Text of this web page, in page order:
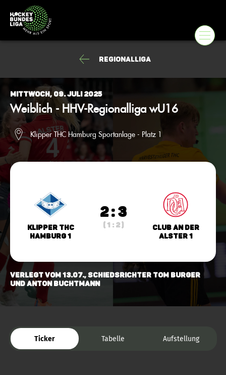
Regionalliga
Mittwoch, 09. Juli 2025
Weiblich - HHV-Regionalliga wU16
Klipper THC Hamburg Sportanlage - Platz 1
Klipper THC
Hamburg 1
2 : 3
( 1 : 2 )
Club an der
Alster 1
verlegt vom 13.07., Schiedsrichter Tom Burger
und Anton Buchtmann
Ticker Tabelle Aufstellung